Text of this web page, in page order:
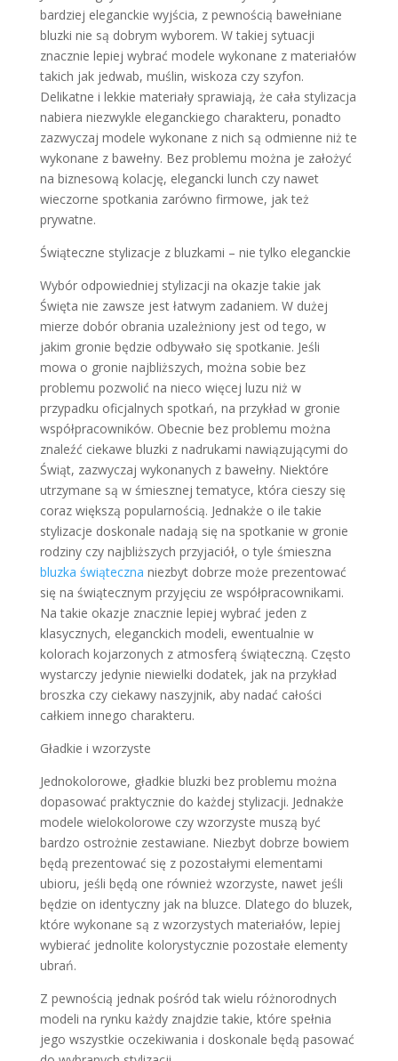
bardziej eleganckie wyjścia, z pewnością bawełniane
bluzki nie są dobrym wyborem. W takiej sytuacji
znacznie lepiej wybrać modele wykonane z materiałów
takich jak jedwab, muślin, wiskoza czy szyfon.
Delikatne i lekkie materiały sprawiają, że cała stylizacja
nabiera niezwykle eleganckiego charakteru, ponadto
zazwyczaj modele wykonane z nich są odmienne niż te
wykonane z bawełny. Bez problemu można je założyć
na biznesową kolację, elegancki lunch czy nawet
wieczorne spotkania zarówno firmowe, jak też
prywatne.
Świąteczne stylizacje z bluzkami – nie tylko eleganckie
Wybór odpowiedniej stylizacji na okazje takie jak
Święta nie zawsze jest łatwym zadaniem. W dużej
mierze dobór obrania uzależniony jest od tego, w
jakim gronie będzie odbywało się spotkanie. Jeśli
mowa o gronie najbliższych, można sobie bez
problemu pozwolić na nieco więcej luzu niż w
przypadku oficjalnych spotkań, na przykład w gronie
współpracowników. Obecnie bez problemu można
znaleźć ciekawe bluzki z nadrukami nawiązującymi do
Świąt, zazwyczaj wykonanych z bawełny. Niektóre
utrzymane są w śmiesznej tematyce, która cieszy się
coraz większą popularnością. Jednakże o ile takie
stylizacje doskonale nadają się na spotkanie w gronie
rodziny czy najbliższych przyjaciół, o tyle śmieszna
bluzka świąteczna niezbyt dobrze może prezentować
się na świątecznym przyjęciu ze współpracownikami.
Na takie okazje znacznie lepiej wybrać jeden z
klasycznych, eleganckich modeli, ewentualnie w
kolorach kojarzonych z atmosferą świąteczną. Często
wystarczy jedynie niewielki dodatek, jak na przykład
broszka czy ciekawy naszyjnik, aby nadać całości
całkiem innego charakteru.
Gładkie i wzorzyste
Jednokolorowe, gładkie bluzki bez problemu można
dopasować praktycznie do każdej stylizacji. Jednakże
modele wielokolorowe czy wzorzyste muszą być
bardzo ostrożnie zestawiane. Niezbyt dobrze bowiem
będą prezentować się z pozostałymi elementami
ubioru, jeśli będą one również wzorzyste, nawet jeśli
będzie on identyczny jak na bluzce. Dlatego do bluzek,
które wykonane są z wzorzystych materiałów, lepiej
wybierać jednolite kolorystycznie pozostałe elementy
ubrań.
Z pewnością jednak pośród tak wielu różnorodnych
modeli na rynku każdy znajdzie takie, które spełnia
jego wszystkie oczekiwania i doskonale będą pasować